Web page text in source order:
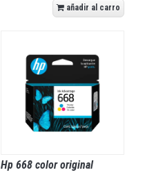
añadir al carro
Hp 668 color original